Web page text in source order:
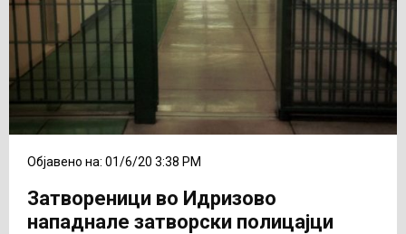
Објавено на: 01/6/20 3:38 PM
Затвореници во Идризово
нападнале затворски полицајци